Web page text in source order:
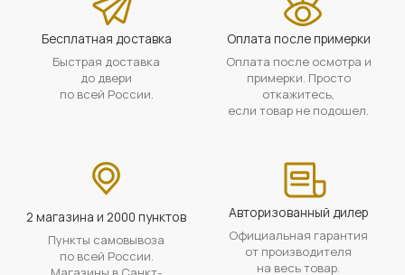
Бесплатная доставка
Быстрая доставка
до двери
по всей России.
Оплата после примерки
Оплата после осмотра и
примерки. Просто
откажитесь,
если товар не подошел.
2 магазина и 2000 пунктов
Пункты самовывоза
по всей России.
Авторизованный дилер
Официальная гарантия
от производителя
на весь товар.